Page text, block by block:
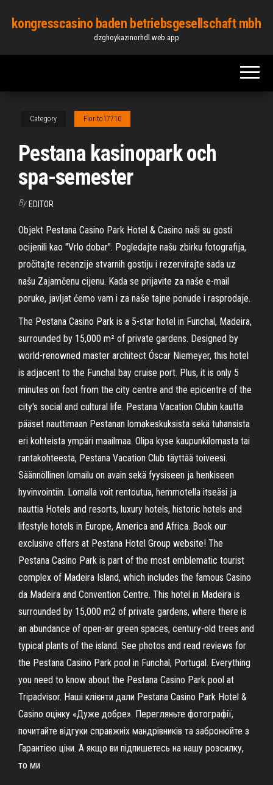
content
kongresscasino baden betriebsgesellschaft mbh
dzghoykazinorhdl.web.app
Category Fiorito17710
Pestana kasinopark och
spa-semester
By EDITOR
Objekt Pestana Casino Park Hotel & Casino naši su gosti
ocijenili kao "Vrlo dobar". Pogledajte našu zbirku fotografija,
pročitajte recenzije stvarnih gostiju i rezervirajte sada uz
našu Zajamčenu cijenu. Kada se prijavite za naše e-mail
poruke, javljat ćemo vam i za naše tajne ponude i rasprodaje.
The Pestana Casino Park is a 5-star hotel in Funchal, Madeira,
surrounded by 15,000 m² of private gardens. Designed by
world-renowned master architect Óscar Niemeyer, this hotel
is adjacent to the Funchal bay cruise port. Plus, it is only 5
minutes on foot from the city centre and the epicentre of the
city's social and cultural life. Pestana Vacation Clubin kautta
pääset nauttimaan Pestanan lomakeskuksista sekä tuhansista
eri kohteista ympäri maailmaa. Olipa kyse kaupunkilomasta tai
rantakohteesta, Pestana Vacation Club täyttää toiveesi.
Säännöllinen lomailu on avain sekä fyysiseen ja henkiseen
hyvinvointiin. Lomalla voit rentoutua, hemmotella itseäsi ja
nauttia Hotels and resorts, luxury hotels, historic hotels and
lifestyle hotels in Europe, America and Africa. Book our
exclusive offers at Pestana Hotel Group website! The
Pestana Casino Park is part of the most emblematic tourist
complex of Madeira Island, which includes the famous Casino
da Madeira and Convention Centre. This hotel in Madeira is
surrounded by 15,000 m2 of private gardens, where there is
an abundance of open-air green spaces, century-old trees and
typical plants of the island. See photos and read reviews for
the Pestana Casino Park pool in Funchal, Portugal. Everything
you need to know about the Pestana Casino Park pool at
Tripadvisor. Наші клієнти дали Pestana Casino Park Hotel &
Casino оцінку «Дуже добре». Перегляньте фотографії,
почитайте відгуки справжніх мандрівників та забронюйте з
Гарантією ціни. А якщо ви підпишетесь на нашу розсилку,
то ми